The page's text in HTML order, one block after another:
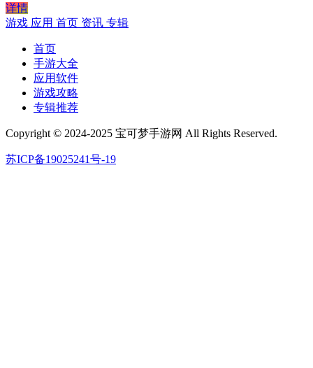
详情
游戏 应用 首页 资讯 专辑
首页
手游大全
应用软件
游戏攻略
专辑推荐
Copyright © 2024-2025 宝可梦手游网 All Rights Reserved.
苏ICP备19025241号-19